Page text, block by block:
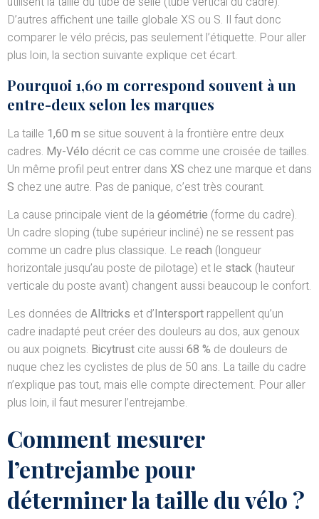
D’autres affichent une taille globale XS ou S. Il faut donc
comparer le vélo précis, pas seulement l’étiquette. Pour aller
plus loin, la section suivante explique cet écart.
Pourquoi 1,60 m correspond souvent à un
entre-deux selon les marques
La taille 1,60 m se situe souvent à la frontière entre deux
cadres. My-Vélo décrit ce cas comme une croisée de tailles.
Un même profil peut entrer dans XS chez une marque et dans
S chez une autre. Pas de panique, c’est très courant.
La cause principale vient de la géométrie (forme du cadre).
Un cadre sloping (tube supérieur incliné) ne se ressent pas
comme un cadre plus classique. Le reach (longueur
horizontale jusqu’au poste de pilotage) et le stack (hauteur
verticale du poste avant) changent aussi beaucoup le confort.
Les données de Alltricks et d’Intersport rappellent qu’un
cadre inadapté peut créer des douleurs au dos, aux genoux
ou aux poignets. Bicytrust cite aussi 68 % de douleurs de
nuque chez les cyclistes de plus de 50 ans. La taille du cadre
n’explique pas tout, mais elle compte directement. Pour aller
plus loin, il faut mesurer l’entrejambe.
Comment mesurer
l’entrejambe pour
déterminer la taille du vélo ?